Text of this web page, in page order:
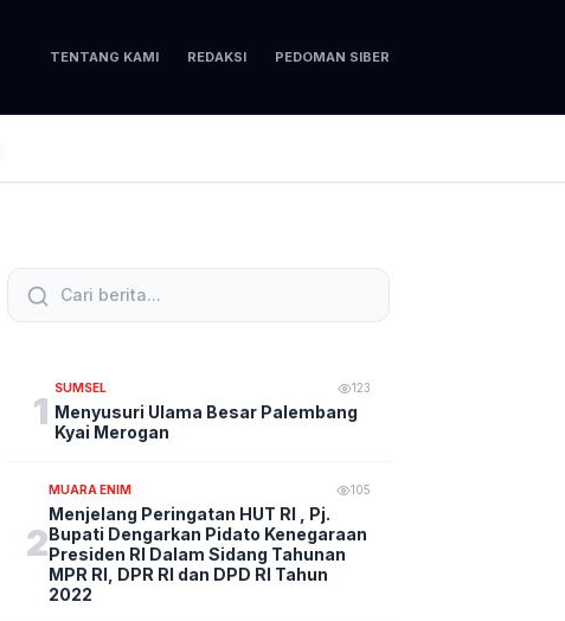
TENTANG KAMI REDAKSI PEDOMAN SIBER
1
SUMSEL 123
Menyusuri Ulama Besar Palembang
Kyai Merogan
2
MUARA ENIM 105
Menjelang Peringatan HUT RI , Pj.
Bupati Dengarkan Pidato Kenegaraan
Presiden RI Dalam Sidang Tahunan
MPR RI, DPR RI dan DPD RI Tahun
2022